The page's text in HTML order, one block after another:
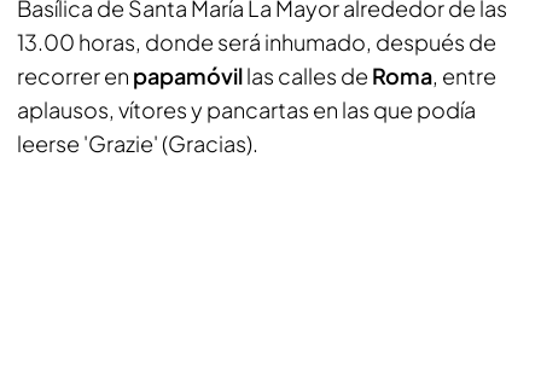
Basílica de Santa María La Mayor alrededor de las
13.00 horas, donde será inhumado, después de
recorrer en papamóvillas calles de Roma, entre
aplausos, vítores y pancartas en las que podía
leerse 'Grazie' (Gracias).